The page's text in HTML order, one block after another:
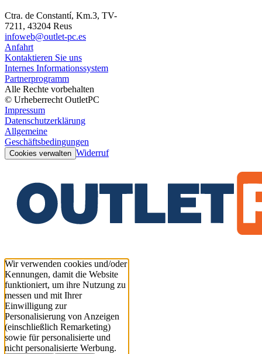
Ctra. de Constantí, Km.3, TV-
7211, 43204 Reus
infoweb@outlet-pc.es
Anfahrt
Kontaktieren Sie uns
Internes Informationssystem
Partnerprogramm
Alle Rechte vorbehalten
© Urheberrecht OutletPC
Impressum
Datenschutzerklärung
Allgemeine
Geschäftsbedingungen
Cookies verwalten Widerruf
Wir verwenden cookies und/oder
Kennungen, damit die Website
funktioniert, um ihre Nutzung zu
messen und mit Ihrer
Einwilligung zur
Personalisierung von Anzeigen
(einschließlich Remarketing)
sowie für personalisierte und
nicht personalisierte Werbung.